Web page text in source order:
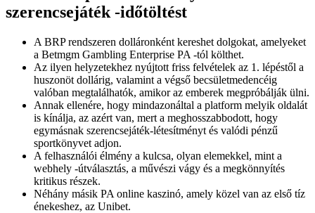
szerencsejáték -időtöltést
A BRP rendszeren dolláronként kereshet dolgokat, amelyeket
a Betmgm Gambling Enterprise PA -tól költhet.
Az ilyen helyzetekhez nyújtott friss felvételek az 1. lépéstől a
huszonöt dollárig, valamint a végső becsületmedencéig
valóban megtalálhatók, amikor az emberek megpróbálják ülni.
Annak ellenére, hogy mindazonáltal a platform melyik oldalát
is kínálja, az azért van, mert a meghosszabbodott, hogy
egymásnak szerencsejáték-létesítményt és valódi pénzű
sportkönyvet adjon.
A felhasználói élmény a kulcsa, olyan elemekkel, mint a
webhely -útválasztás, a művészi vágy és a megkönnyítés
kritikus részek.
Néhány másik PA online kaszinó, amely közel van az első tíz
énekeshez, az Unibet.